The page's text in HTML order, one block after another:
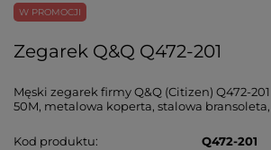
W PROMOCJI
Zegarek Q&Q Q472-201
Męski zegarek firmy Q&Q (Citizen) Q472-
50M, metalowa koperta, stalowa
Kod produktu
Q472-201